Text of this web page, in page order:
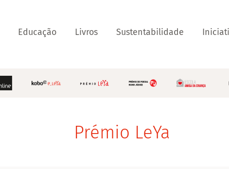
Educação Livros Sustentabilidade
Prémio LeYa